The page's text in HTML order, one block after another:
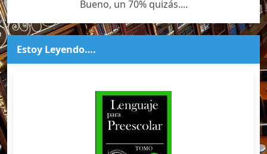
Bueno, un 70% quizás....
Estoy Leyendo….